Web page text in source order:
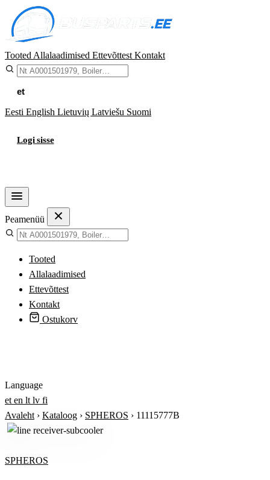
Tooted Allalaadimised Ettevõttest Kontakt
et
Eesti English Lietuvių Latviešu Suomi
Logi sisse
Peamenüü
Tooted
Allalaadimised
Ettevõttest
Kontakt
Ostukorv
Language
et en lt lv fi
Avaleht › Kataloog › SPHEROS › 11115777B
SPHEROS